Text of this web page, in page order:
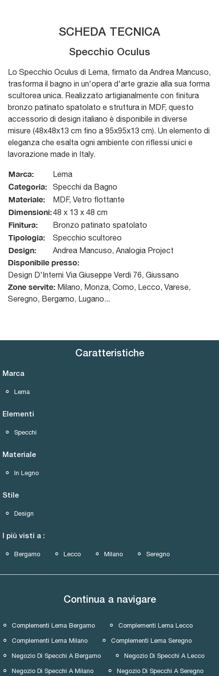
SCHEDA TECNICA
Specchio Oculus
Lo Specchio Oculus di Lema, firmato da Andrea Mancuso,
trasforma il bagno in un'opera d'arte grazie alla sua forma
scultorea unica. Realizzato artigianalmente con finitura
bronzo patinato spatolato e struttura in MDF, questo
accessorio di design italiano è disponibile in diverse
misure (48x48x13 cm fino a 95x95x13 cm). Un elemento di
eleganza che esalta ogni ambiente con riflessi unici e
lavorazione made in Italy.
Marca: Lema
Categoria: Specchi da Bagno
Materiale: MDF, Vetro flottante
Dimensioni:48 x 13 x 48 cm
Finitura: Bronzo patinato spatolato
Tipologia: Specchio scultoreo
Design: Andrea Mancuso, Analogia Project
Disponibile presso:
Design D'Interni Via Giuseppe Verdi 76, Giussano
Zone servite: Milano, Monza, Como, Lecco, Varese,
Seregno, Bergamo, Lugano...
Caratteristiche
Marca
Lema
Elementi
Specchi
Materiale
In Legno
Stile
Design
I più visti a :
Bergamo Lecco Milano Seregno
Continua a navigare
Complementi Lema Bergamo Complementi Lema Lecco
Complementi Lema Milano Complementi Lema Seregno
Negozio Di Specchi A Bergamo Negozio Di Specchi A Lecco
Negozio Di Specchi A Milano Negozio Di Specchi A Seregno